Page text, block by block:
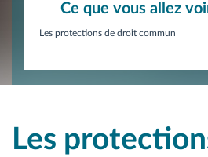
Ce que vous allez
Les protections de droit commun
Les